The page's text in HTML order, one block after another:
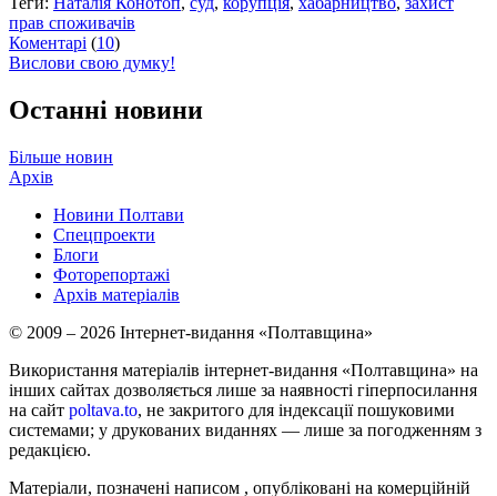
прав споживачів
Коментарі (10)
Вислови свою думку!
Останні новини
Більше новин
Архів
Новини Полтави
Спецпроекти
Блоги
Фоторепортажі
Архів матеріалів
© 2009 – 2026 Інтернет-видання «Полтавщина»
Використання матеріалів інтернет-видання «Полтавщина» на
інших сайтах дозволяється лише за наявності гіперпосилання
на сайт poltava.to, не закритого для індексації пошуковими
системами; у друкованих виданнях — лише за погодженням з
редакцією.
Матеріали, позначені написом , опубліковані на комерційній